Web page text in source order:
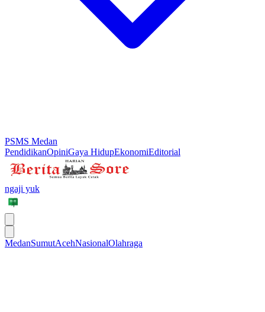
PSMS Medan
PendidikanOpiniGaya HidupEkonomiEditorial
ngaji yuk
MedanSumutAcehNasionalOlahraga